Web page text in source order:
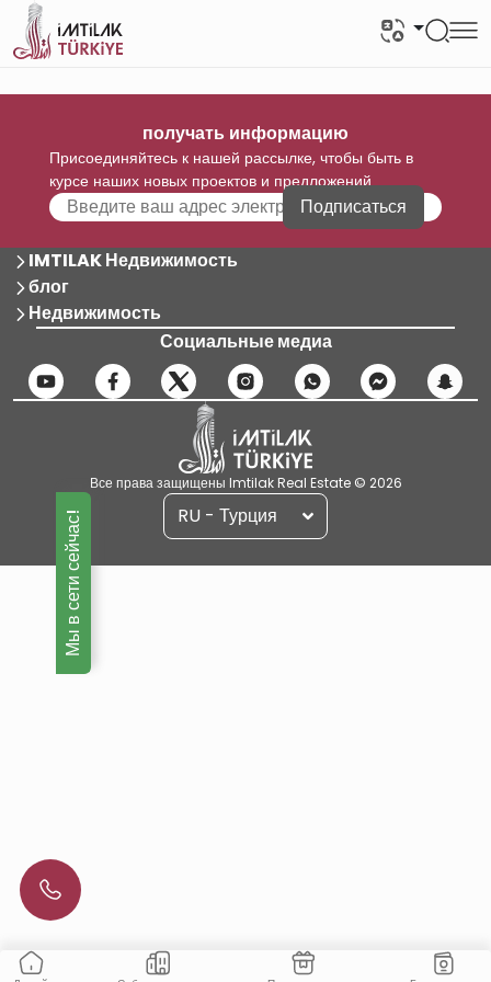
получать информацию
Присоединяйтесь к нашей рассылке, чтобы быть в
курсе наших новых проектов и предложений
Подписаться
IMTILAK Недвижимость
блог
Недвижимость
Социальные медиа
Все права защищены Imtilak Real Estate © 2026
RU - Турция
Мы в сети сейчас!